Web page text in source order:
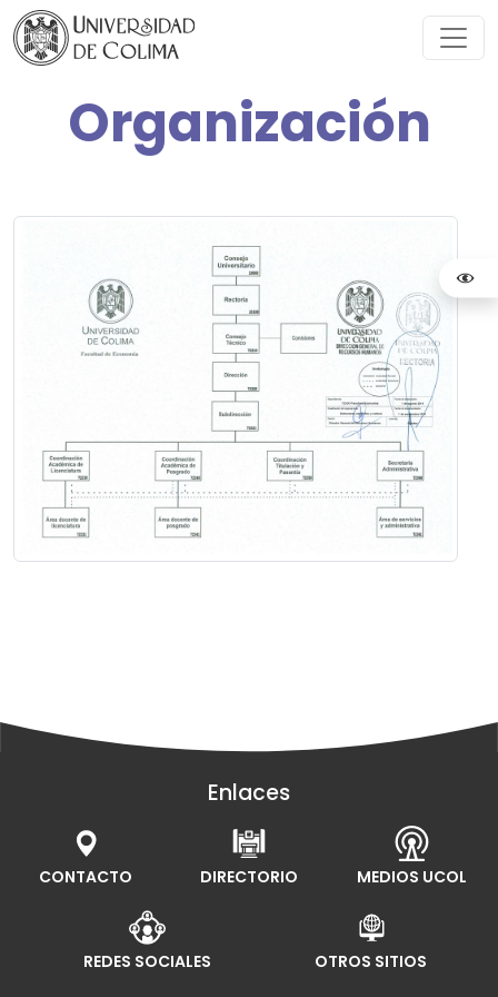
Organización
Enlaces
CONTACTO DIRECTORIO MEDIOS UCOL
REDES SOCIALES OTROS SITIOS